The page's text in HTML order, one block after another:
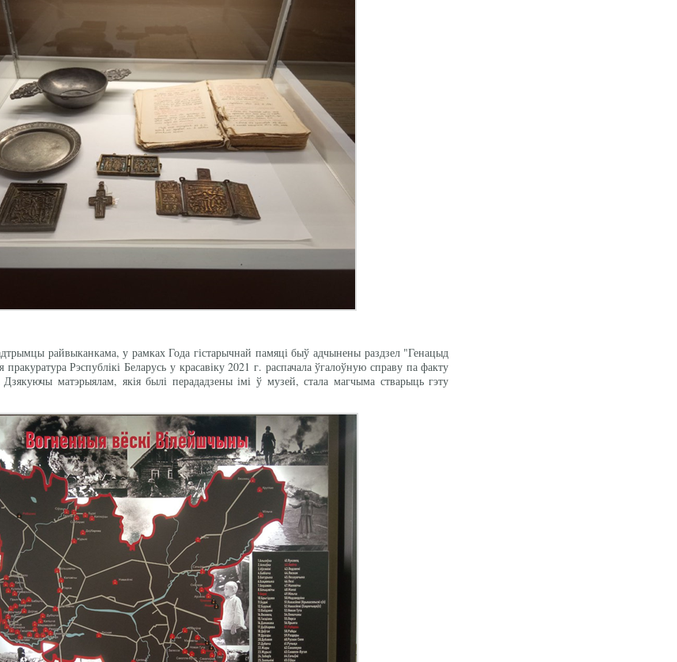
райвыканкама, у рамках Года гістарычнай памяці быў адчынены раздзел "Генацыд
пракуратура Рэспублікі Беларусь у красавіку 2021 г. распачала ўгалоўную справу па факту
Дзякуючы матэрыялам, якія былі перададзены імі ў музей, стала магчыма стварыць гэту